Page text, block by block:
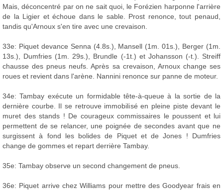
Mais, déconcentré par on ne sait quoi, le Forézien harponne l'arrière
de la Ligier et échoue dans le sable. Prost renonce, tout penaud,
tandis qu'Arnoux s'en tire avec une crevaison.
33e: Piquet devance Senna (4.8s.), Mansell (1m. 01s.), Berger (1m.
13s.), Dumfries (1m. 29s.), Brundle (-1t.) et Johansson (-t.). Streiff
chausse des pneus neufs. Après sa crevaison, Arnoux change ses
roues et revient dans l'arène. Nannini renonce sur panne de moteur.
34e: Tambay exécute un formidable tête-à-queue à la sortie de la
dernière courbe. Il se retrouve immobilisé en pleine piste devant le
muret des stands ! De courageux commissaires le poussent et lui
permettent de se relancer, une poignée de secondes avant que ne
surgissent à fond les bolides de Piquet et de Jones ! Dumfries
change de gommes et repart derrière Tambay.
35e: Tambay observe un second changement de pneus.
36e: Piquet arrive chez Williams pour mettre des Goodyear frais en